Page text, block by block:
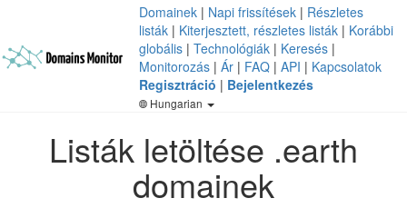
Domainek | Napi frissítések | Részletes
listák | Kiterjesztett, részletes listák | Korábbi
globális | Technológiák | Keresés |
Monitorozás | Ár | FAQ | API | Kapcsolatok
Regisztráció | Bejelentkezés
Hungarian
Listák letöltése .earth
domainek